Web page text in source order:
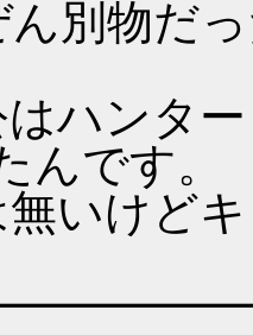
別物だっ
ハンター
んです。
いけどキ